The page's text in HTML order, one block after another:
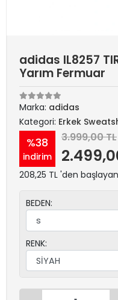
adidas IL8257
Yarım Fermuar
Marka: adidas
Kategori: Erkek
%38
indirim
3.999,00 TL
208,25 TL 'den
BEDEN:
RENK: